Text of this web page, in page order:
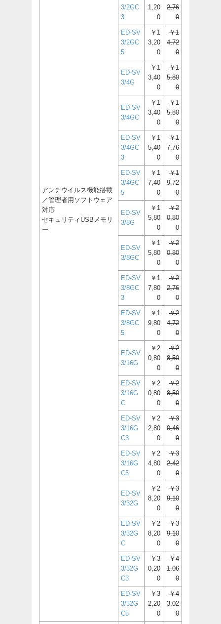
アンチウイルス機能搭載
／管理者用ソフトウェア
対応
セキュリティUSBメモリ
ー
3/2GC
3
1,20
0
2,76
0
ED-SV
3/2GC
5
￥1
3,20
0
￥1
4,72
0
ED-SV
3/4G
￥1
3,40
0
￥1
5,80
0
ED-SV
3/4GC
￥1
3,40
0
￥1
5,80
0
ED-SV
3/4GC
3
￥1
5,40
0
￥1
7,76
0
ED-SV
3/4GC
5
￥1
7,40
0
￥1
9,72
0
ED-SV
3/8G
￥1
5,80
0
￥2
0,80
0
ED-SV
3/8GC
￥1
5,80
0
￥2
0,80
0
ED-SV
3/8GC
3
￥1
7,80
0
￥2
2,76
0
ED-SV
3/8GC
5
￥1
9,80
0
￥2
4,72
0
ED-SV
3/16G
￥2
0,80
0
￥2
8,50
0
ED-SV
3/16G
C
￥2
0,80
0
￥2
8,50
0
ED-SV
3/16G
C3
￥2
2,80
0
￥3
0,46
0
ED-SV
3/16G
C5
￥2
4,80
0
￥3
2,42
0
ED-SV
3/32G
￥2
8,20
0
￥3
9,10
0
ED-SV
3/32G
C
￥2
8,20
0
￥3
9,10
0
ED-SV
3/32G
C3
￥3
0,20
0
￥4
1,06
0
ED-SV
3/32G
C5
￥3
2,20
0
￥4
3,02
0